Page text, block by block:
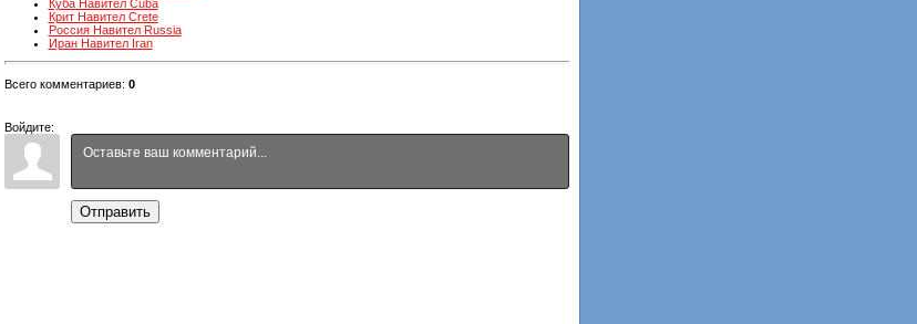
Куба Навител Cuba
Крит Навител Crete
Россия Навител Russia
Иран Навител Iran
Всего комментариев: 0
Войдите:
Отправить